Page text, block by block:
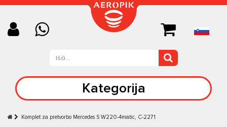
Kategorija
Komplet za pretvorbo Mercedes S W220-4matic, C-2271